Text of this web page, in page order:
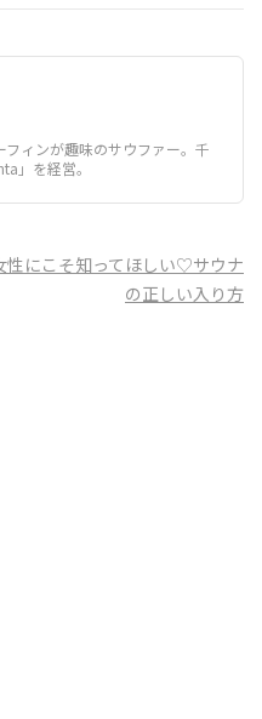
フィンが趣味のサウファー。千
」を経営。
性にこそ知ってほしい♡サウナ
の正しい入り方